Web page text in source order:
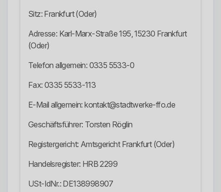
Sitz: Frankfurt (Oder)
Adresse: Karl-Marx-Straße 195, 15230 Frankfurt
(Oder)
Telefon allgemein: 0335 5533-0
Fax: 0335 5533-113
E-Mail allgemein: kontakt@stadtwerke-ffo.de
Geschäftsführer: Torsten Röglin
Registergericht: Amtsgericht Frankfurt (Oder)
Handelsregister: HRB 2299
USt-IdNr.: DE138998907